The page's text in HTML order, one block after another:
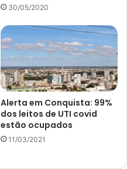
30/05/2020
Alerta em Conquista: 99%
dos leitos de UTI covid
estão ocupados
11/03/2021